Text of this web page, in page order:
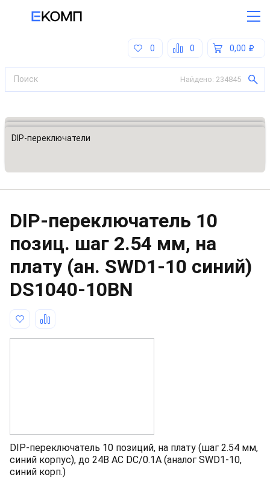
0,00
0
0
Найдено: 234845
Все категории
Переключатели
DIP-переключатели
DIP-переключатель 10
позиц. шаг 2.54 мм, на
плату (ан. SWD1-10 синий)
DS1040-10BN
DIP-переключатель 10 позиций, на плату (шаг 2.54 мм,
синий корпус), до 24B AC DC/0.1А (аналог SWD1-10,
синий корп.)